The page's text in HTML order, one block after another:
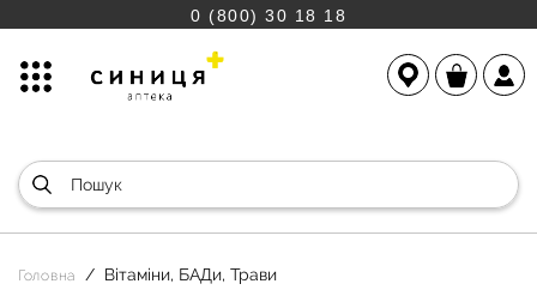
0 (800) 30 18 18
Головна Вітаміни, БАДи, Трави